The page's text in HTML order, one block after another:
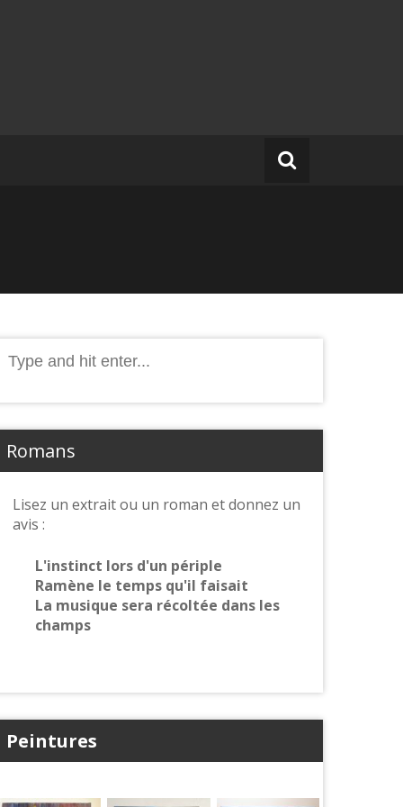
Romans
Lisez un extrait ou un roman et donnez un
avis :
L'instinct lors d'un périple
Ramène le temps qu'il faisait
La musique sera récoltée dans les
champs
Peintures